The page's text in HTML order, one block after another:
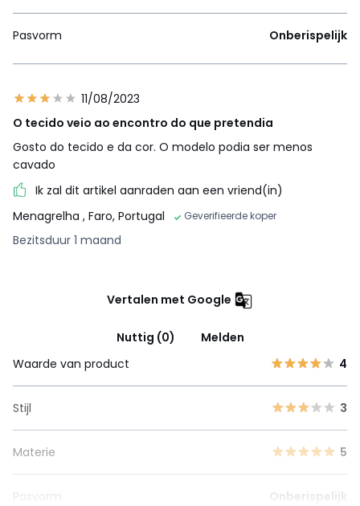
Pasvorm Onberispelijk
11/08/2023
O tecido veio ao encontro do que pretendia
Gosto do tecido e da cor. O modelo podia ser menos
cavado
Ik zal dit artikel aanraden aan een vriend(in)
Menagrelha , Faro, Portugal Geverifieerde koper
Bezitsduur 1 maand
Vertalen met Google
Nuttig (0)
Melden
Waarde van product
4
Stijl 3
Materie 5
Pasvorm Onberispelijk